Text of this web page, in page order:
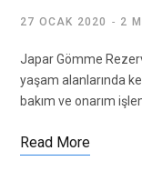
27 OCAK 2020 2
Japar Gömme
yaşam alanlarında
bakım ve onarım
Read More